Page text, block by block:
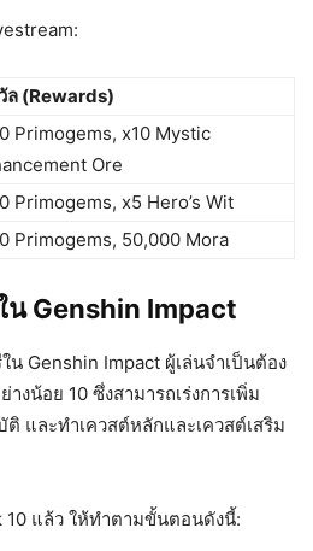
ล (Rewards)
Primogems, x10 Mystic
Ore
Primogems, x5 Hero’s Wit
Primogems, 50,000 Mora
น Genshin Impact
น Genshin Impact ผู้เล่นจำเป็นต้อง
งน้อย 10 ซึ่งสามารถเร่งการเพิ่ม
ติ และทำเควสต์หลักและเควสต์เสริม
แล้ว ให้ทำตามขั้นตอนดังนี้: